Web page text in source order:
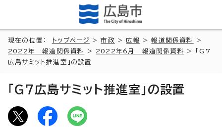
現在の位置： トップページ >市政 >広報 >報道関係資料
>
2022年 報道関係資料
> 2022年6月 報道関係資料
> 「G7
広島サミット推進室」の設置
「G7広島サミット推進室」の設置